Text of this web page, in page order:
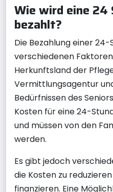
Wie wird eine 24
bezahlt?
Die Bezahlung einer
verschiedenen
Herkunftsland der
Vermittlungsagentur
Bedürfnissen des
Kosten für eine 24-
und müssen von den
werden.
Es gibt jedoch
die Kosten zu
finanzieren. Eine